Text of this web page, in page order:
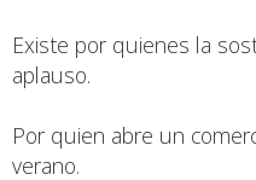
Existe por quienes la
aplauso.
Por quien abre un
verano.